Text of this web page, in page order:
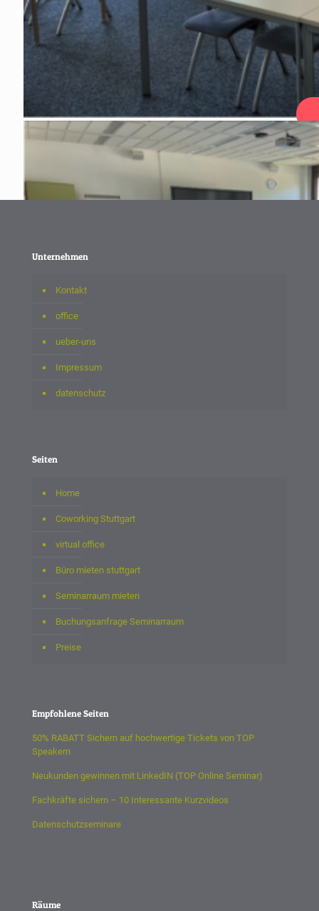
Unternehmen
Kontakt
office
ueber-uns
Impressum
datenschutz
Seiten
Home
Coworking Stuttgart
virtual office
Büro mieten stuttgart
Seminarraum mieten
Buchungsanfrage Seminarraum
Preise
Empfohlene Seiten
50% RABATT Sichern auf hochwertige Tickets von TOP
Speakern
Neukunden gewinnen mit LinkedIN (TOP Online Seminar)
Fachkräfte sichern – 10 Interessante Kurzvideos
Datenschutzseminare
Räume